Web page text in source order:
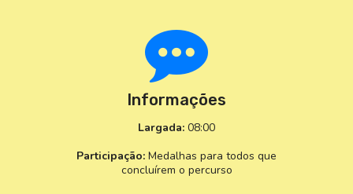
Informações
Largada: 08:00
Participação: Medalhas para todos que
concluírem o percurso